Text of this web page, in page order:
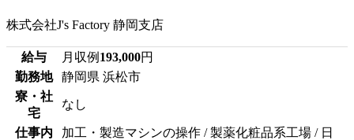
株式会社J's Factory 静岡支店
給与 月収例 193,000円
勤務地
静岡県 浜松市
寮・社
宅
なし
仕事内
加工・製造マシンの操作 / 製薬化粧品系工場 / 日